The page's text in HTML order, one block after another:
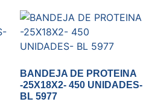
BANDEJA DE PROTEINA
-25X18X2- 450 UNIDADES-
BL 5977